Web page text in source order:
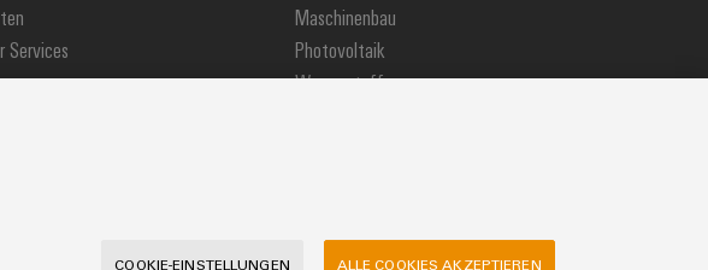
Services
Maschinenbau
Photovoltaik
Wasserstoff
COOKIE-EINSTELLUNGEN ALLE COOKIES AKZEPTIEREN